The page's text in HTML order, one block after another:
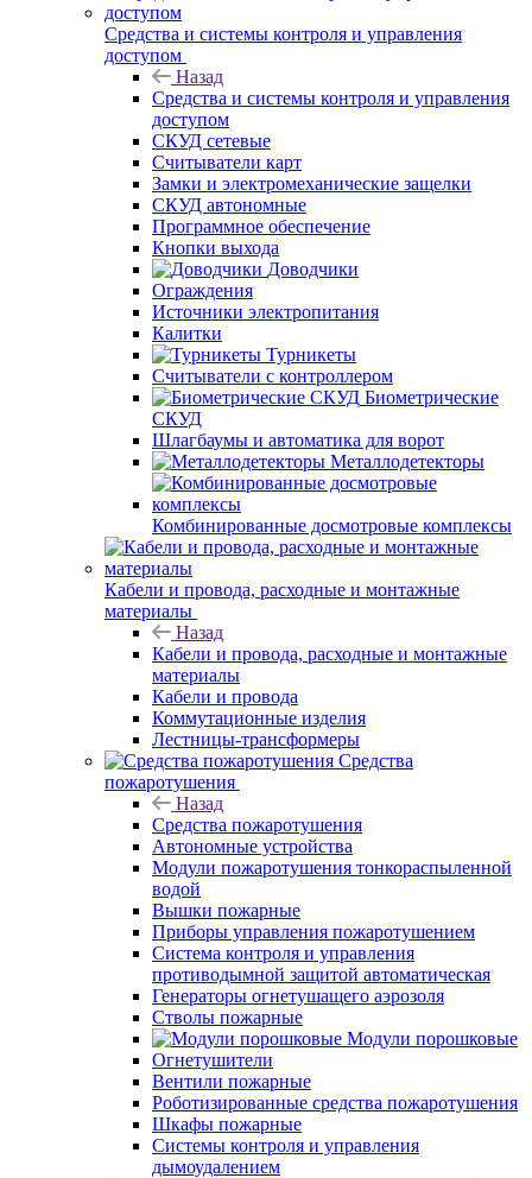
Средства и системы контроля и управления
доступом
Назад
Средства и системы контроля и управления
доступом
СКУД сетевые
Считыватели карт
Замки и электромеханические защелки
СКУД автономные
Программное обеспечение
Кнопки выхода
Доводчики
Ограждения
Источники электропитания
Калитки
Турникеты
Считыватели с контроллером
Биометрические
СКУД
Шлагбаумы и автоматика для ворот
Металлодетекторы
Комбинированные досмотровые комплексы
Кабели и провода, расходные и монтажные
материалы
Назад
Кабели и провода, расходные и монтажные
материалы
Кабели и провода
Коммутационные изделия
Лестницы-трансформеры
Средства
пожаротушения
Назад
Средства пожаротушения
Автономные устройства
Модули пожаротушения тонкораспыленной
водой
Вышки пожарные
Приборы управления пожаротушением
Система контроля и управления
противодымной защитой автоматическая
Генераторы огнетушащего аэрозоля
Стволы пожарные
Модули порошковые
Огнетушители
Вентили пожарные
Роботизированные средства пожаротушения
Шкафы пожарные
Системы контроля и управления
дымоудалением